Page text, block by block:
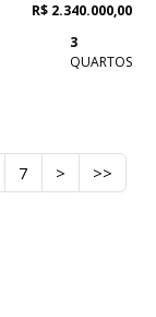
R$ 2.340.000,00
3
QUARTOS
7 > >>